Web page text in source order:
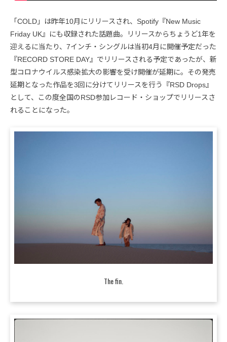
「COLD」は昨年10月にリリースされ、Spotify『New Music
Friday UK』にも収録された話題曲。リリースからちょうど1年を
迎えるに当たり、7インチ・シングルは当初4月に開催予定だった
『RECORD STORE DAY』でリリースされる予定であったが、新
型コロナウイルス感染拡大の影響を受け開催が延期に。その発売
延期となった作品を3回に分けてリリースを行う『RSD Drops』
として、この度全国のRSD参加レコード・ショップでリリースさ
れることになった。
The fin.